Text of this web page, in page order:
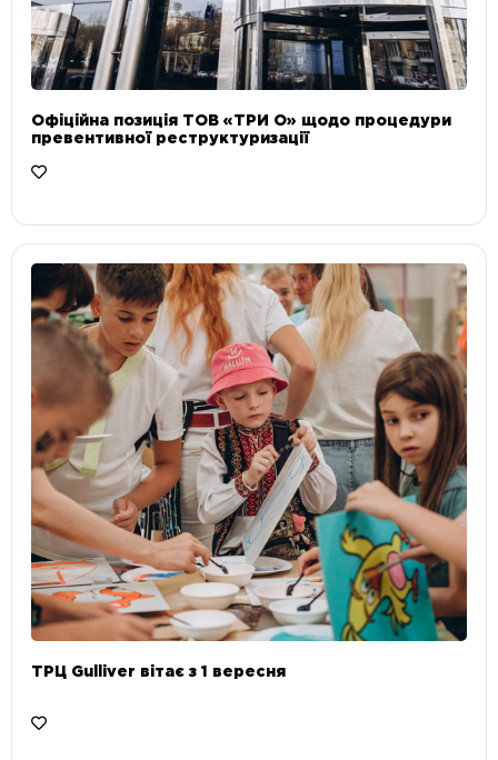
Офіційна позиція ТОВ «ТРИ О» щодо процедури
превентивної реструктуризації
ТРЦ Gulliver вітає з 1 вересня